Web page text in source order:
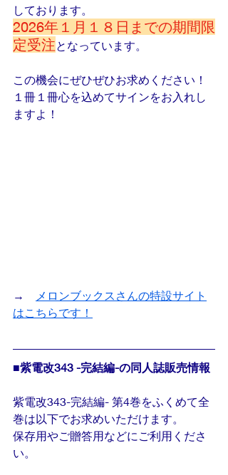
しております。
2026年１月１８日までの期間限
定受注 となっています。
この機会にぜひぜひお求めください！
１冊１冊心を込めてサインをお入れし
ますよ！
→
メロンブックスさんの特設サイト
はこちらです！
■紫電改343 -完結編-の同人誌販売情報
紫電改343-完結編- 第4巻をふくめて全
巻は以下でお求めいただけます。
保存用やご贈答用などにご利用くださ
い。